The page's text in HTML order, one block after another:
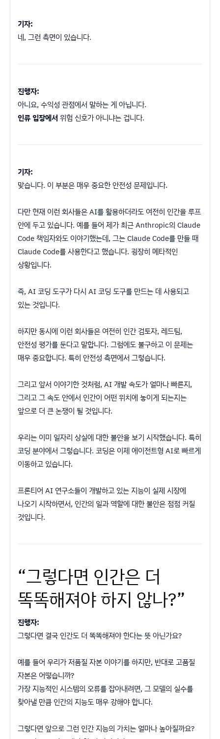
기자:
네, 그런 측면이 있습니다.
진행자:
아니요, 수익성 관점에서 말하는 게 아닙니다.
인류 입장에서 위험 신호가 아니냐는 겁니다.
기자:
맞습니다. 이 부분은 매우 중요한 안전성 문제입니다.
다만 현재 이런 회사들은 AI를 활용하더라도 여전히 인간을 루프
안에 두고 있습니다. 예를 들어 제가 최근 Anthropic의 Claude
Code 책임자와도 이야기했는데, 그는 Claude Code를 만들 때
Claude Code를 사용한다고 했습니다. 굉장히 메타적인
상황입니다.
즉, AI 코딩 도구가 다시 AI 코딩 도구를 만드는 데 사용되고
있는 것입니다.
하지만 동시에 이런 회사들은 여전히 인간 검토자, 레드팀,
안전성 평가를 둔다고 말합니다. 그럼에도 불구하고 이 문제는
매우 중요합니다. 특히 안전성 측면에서 그렇습니다.
그리고 앞서 이야기한 것처럼, AI 개발 속도가 얼마나 빠른지,
그리고 그 속도 안에서 인간이 어떤 위치에 놓이게 되는지는
앞으로 더 큰 논쟁이 될 것입니다.
우리는 이미 일자리 상실에 대한 불안을 보기 시작했습니다. 특히
코딩 분야에서 그렇습니다. 코딩은 이제 에이전트형 AI로 빠르게
이동하고 있습니다.
프론티어 AI 연구소들이 개발하고 있는 지능이 실제 시장에
나오기 시작하면서, 인간의 일과 역할에 대한 불안은 점점 커질
것입니다.
“그렇다면 인간은 더
똑똑해져야 하지 않나?”
진행자:
그렇다면 결국 인간도 더 똑똑해져야 한다는 뜻 아닌가요?
예를 들어 우리가 저품질 자본 이야기를 하지만, 반대로 고품질
자본은 어떻습니까?
가장 지능적인 시스템의 오류를 잡아내려면, 그 모델의 실수를
찾아낼 만큼 인간의 지능도 매우 강해야 합니다.
그렇다면 앞으로 그런 인간 지능의 가치는 얼마나 높아질까요?